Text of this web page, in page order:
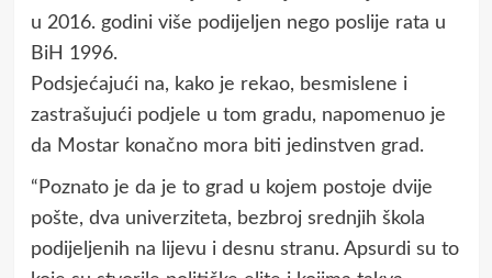
u 2016. godini više podijeljen nego poslije rata u
BiH 1996.
Podsjećajući na, kako je rekao, besmislene i
zastrašujući podjele u tom gradu, napomenuo je
da Mostar konačno mora biti jedinstven grad.
“Poznato je da je to grad u kojem postoje dvije
pošte, dva univerziteta, bezbroj srednjih škola
podijeljenih na lijevu i desnu stranu. Apsurdi su to